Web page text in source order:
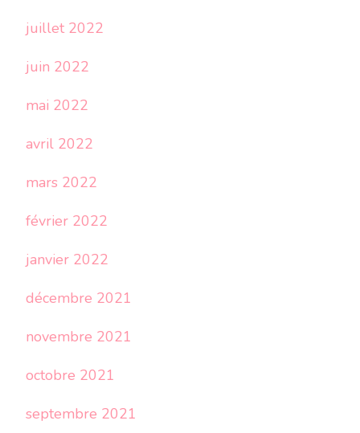
juillet 2022
juin 2022
mai 2022
avril 2022
mars 2022
février 2022
janvier 2022
décembre 2021
novembre 2021
octobre 2021
septembre 2021